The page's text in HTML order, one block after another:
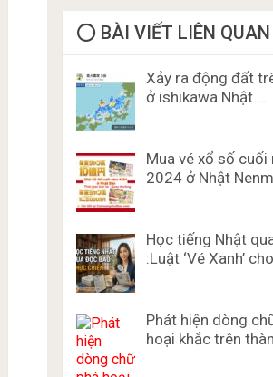
⭕️ BÀI VIẾT LIÊN
Xảy ra động đất
ở ishikawa Nhật …
Mua vé xổ số cuối
2024 ở Nhật
Học tiếng Nhật
:Luật ‘Vé Xanh’
Phát hiện dòng
hoại khắc trên